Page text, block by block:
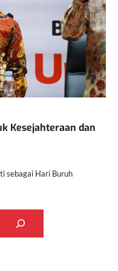
Kesejahteraan dan
sebagai Hari Buruh